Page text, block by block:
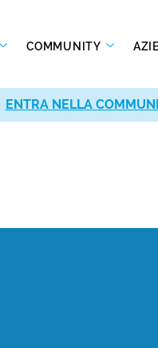
COMMUNITY
ENTRA NELLA